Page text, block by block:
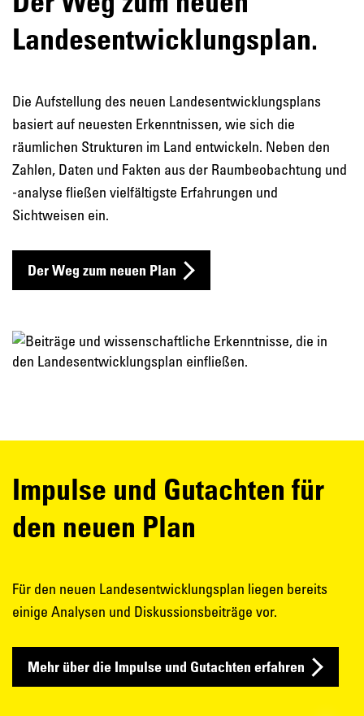
Landesentwicklungsplan.
Die Aufstellung des neuen Landesentwicklungsplans
basiert auf neuesten Erkenntnissen, wie sich die
räumlichen Strukturen im Land entwickeln. Neben den
Zahlen, Daten und Fakten aus der Raumbeobachtung und
-analyse fließen vielfältigste Erfahrungen und
Sichtweisen ein.
Der Weg zum neuen Plan
Impulse und Gutachten für
den neuen Plan
Für den neuen Landesentwicklungsplan liegen bereits
einige Analysen und Diskussionsbeiträge vor.
Mehr über die Impulse und Gutachten erfahren